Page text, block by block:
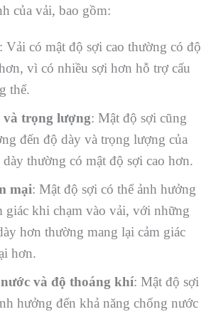
của vải, bao gồm:
: Vải có mật độ sợi cao thường có độ
vì có nhiều sợi hơn hỗ trợ cấu
thể.
trọng lượng: Mật độ sợi cũng
đến độ dày và trọng lượng của
thường có mật độ sợi cao hơn.
mại: Mật độ sợi có thể ảnh hưởng
giác khi chạm vào vải, với những
hơn thường mang lại cảm giác
hơn.
và độ thoáng khí: Mật độ sợi
hưởng đến khả năng chống nước